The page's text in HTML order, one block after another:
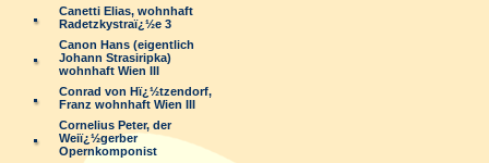
Canetti Elias, wohnhaft
Radetzkystraï¿½e 3
Canon Hans (eigentlich
Johann Strasiripka)
wohnhaft Wien III
Conrad von Hï¿½tzendorf,
Franz wohnhaft Wien III
Cornelius Peter, der
Weiï¿½gerber
Opernkomponist